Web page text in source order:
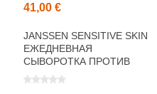
41,00 €
JANSSEN SENSITIVE SKIN
ЕЖЕДНЕВНАЯ
СЫВОРОТКА ПРОТИВ
КУПЕРОЗА 30МЛ